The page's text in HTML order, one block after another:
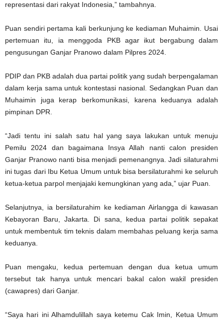
representasi dari rakyat Indonesia,” tambahnya.
Puan sendiri pertama kali berkunjung ke kediaman Muhaimin. Usai
pertemuan itu, ia menggoda PKB agar ikut bergabung dalam
pengusungan Ganjar Pranowo dalam Pilpres 2024.
PDIP dan PKB adalah dua partai politik yang sudah berpengalaman
dalam kerja sama untuk kontestasi nasional. Sedangkan Puan dan
Muhaimin juga kerap berkomunikasi, karena keduanya adalah
pimpinan DPR.
“Jadi tentu ini salah satu hal yang saya lakukan untuk menuju
Pemilu 2024 dan bagaimana Insya Allah nanti calon presiden
Ganjar Pranowo nanti bisa menjadi pemenangnya. Jadi silaturahmi
ini tugas dari Ibu Ketua Umum untuk bisa bersilaturahmi ke seluruh
ketua-ketua parpol menjajaki kemungkinan yang ada,” ujar Puan.
Selanjutnya, ia bersilaturahim ke kediaman Airlangga di kawasan
Kebayoran Baru, Jakarta. Di sana, kedua partai politik sepakat
untuk membentuk tim teknis dalam membahas peluang kerja sama
keduanya.
Puan mengaku, kedua pertemuan dengan dua ketua umum
tersebut tak hanya untuk mencari bakal calon wakil presiden
(cawapres) dari Ganjar.
“Saya hari ini Alhamdulillah saya ketemu Cak Imin, Ketua Umum